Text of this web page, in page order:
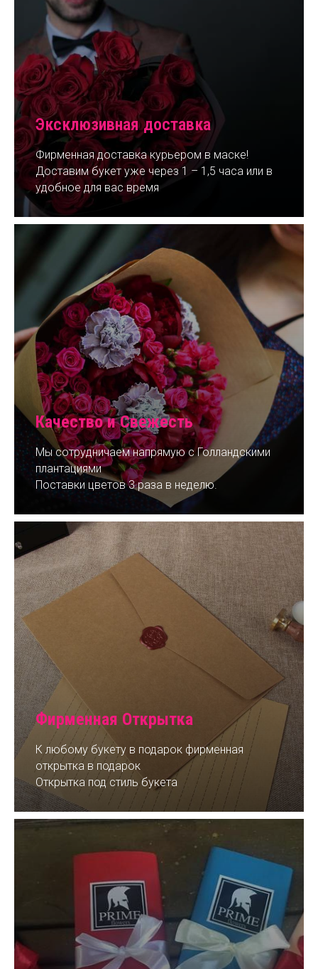
Эксклюзивная доставка
Фирменная доставка курьером в маске!
Доставим букет уже через 1 – 1,5 часа или в
удобное для вас время
Качество и Свежесть
Мы сотрудничаем напрямую с Голландскими
плантациями
Поставки цветов 3 раза в неделю.
Фирменная Открытка
К любому букету в подарок фирменная
открытка в подарок
Открытка под стиль букета